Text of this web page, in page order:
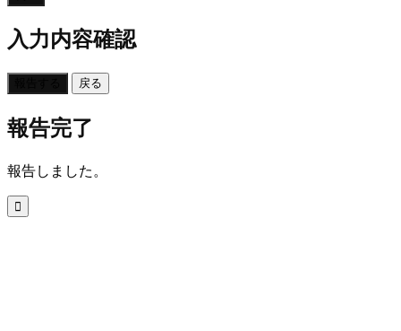
入力内容確認
戻る
報告完了
報告しました。
